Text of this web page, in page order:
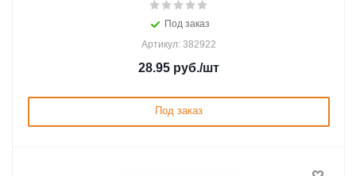
Под заказ
Артикул: 382922
28.95 руб./шт
Под заказ